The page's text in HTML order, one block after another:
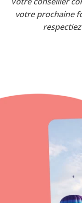
votre prochaine